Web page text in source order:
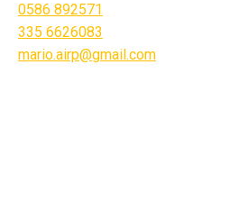
0586 892571
335 6626083
mario.airp@gmail.com